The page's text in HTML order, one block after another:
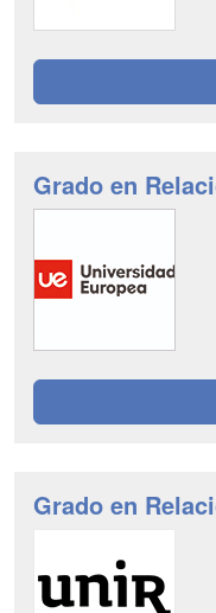
Grado en
Grado en